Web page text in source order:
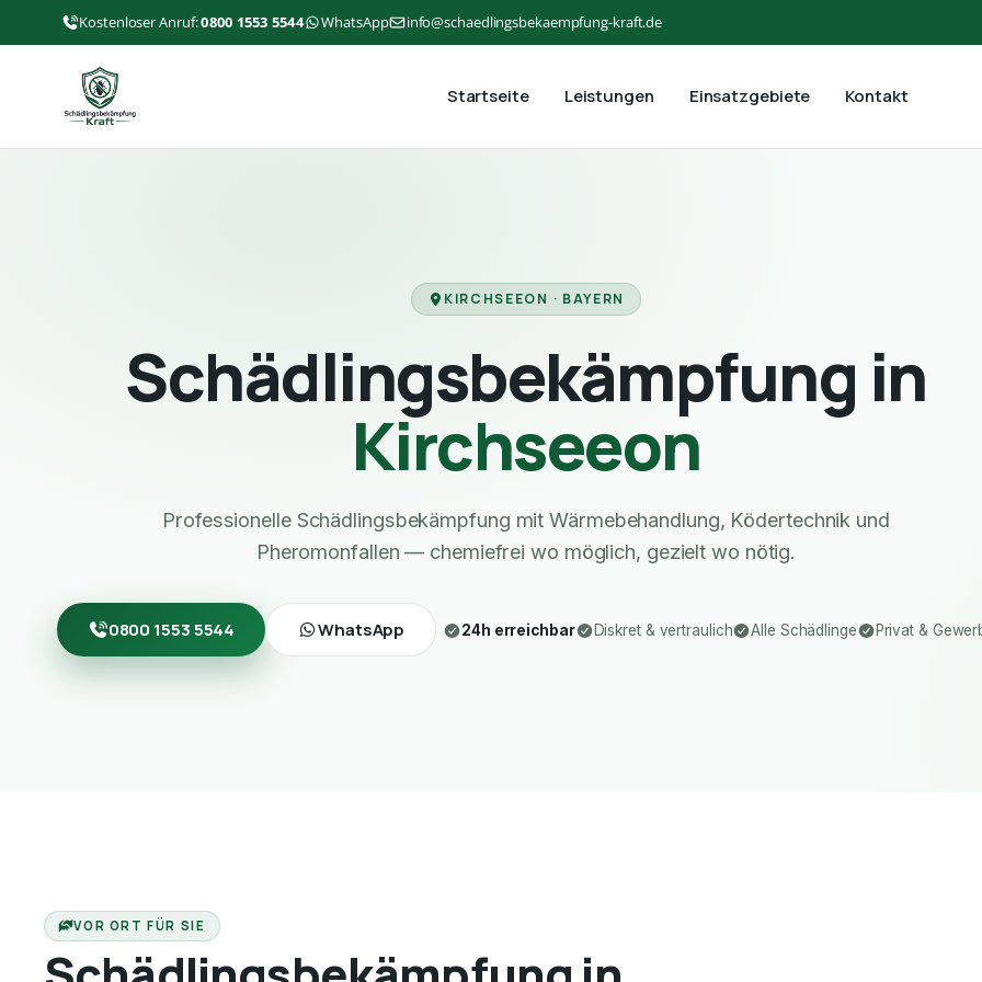
Kostenloser Anruf:0800 1553 5544 WhatsApp info@schaedlingsbekaempfung-kraft.de
Startseite Leistungen Einsatzgebiete Kontakt
KIRCHSEEON · BAYERN
Schädlingsbekämpfung in
Kirchseeon
Professionelle Schädlingsbekämpfung mit Wärmebehandlung, Ködertechnik und
Pheromonfallen — chemiefrei wo möglich, gezielt wo nötig.
0800 1553 5544 WhatsApp 24h erreichbar Diskret & vertraulich Alle Schädlinge Privat &
VOR ORT FÜR SIE